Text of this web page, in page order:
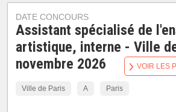
DATE CONCOURS
Assistant spécialisé de
artistique, interne - Ville
novembre 2026
Ville de Paris A Paris
VOIR LES